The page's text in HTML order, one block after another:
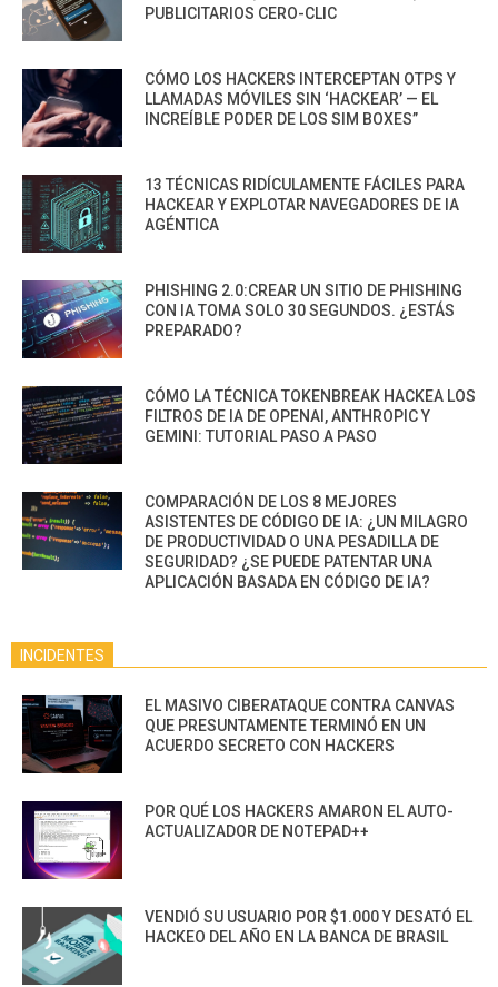
PUBLICITARIOS CERO-CLIC
CÓMO LOS HACKERS INTERCEPTAN OTPS Y
LLAMADAS MÓVILES SIN ‘HACKEAR’ — EL
INCREÍBLE PODER DE LOS SIM BOXES”
13 TÉCNICAS RIDÍCULAMENTE FÁCILES PARA
HACKEAR Y EXPLOTAR NAVEGADORES DE IA
AGÉNTICA
PHISHING 2.0:CREAR UN SITIO DE PHISHING
CON IA TOMA SOLO 30 SEGUNDOS. ¿ESTÁS
PREPARADO?
CÓMO LA TÉCNICA TOKENBREAK HACKEA LOS
FILTROS DE IA DE OPENAI, ANTHROPIC Y
GEMINI: TUTORIAL PASO A PASO
COMPARACIÓN DE LOS 8 MEJORES
ASISTENTES DE CÓDIGO DE IA: ¿UN MILAGRO
DE PRODUCTIVIDAD O UNA PESADILLA DE
SEGURIDAD? ¿SE PUEDE PATENTAR UNA
APLICACIÓN BASADA EN CÓDIGO DE IA?
INCIDENTES
EL MASIVO CIBERATAQUE CONTRA CANVAS
QUE PRESUNTAMENTE TERMINÓ EN UN
ACUERDO SECRETO CON HACKERS
POR QUÉ LOS HACKERS AMARON EL AUTO-
ACTUALIZADOR DE NOTEPAD++
VENDIÓ SU USUARIO POR $1.000 Y DESATÓ EL
HACKEO DEL AÑO EN LA BANCA DE BRASIL